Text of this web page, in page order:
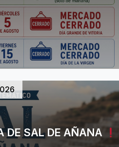
DE SAL DE AÑANA